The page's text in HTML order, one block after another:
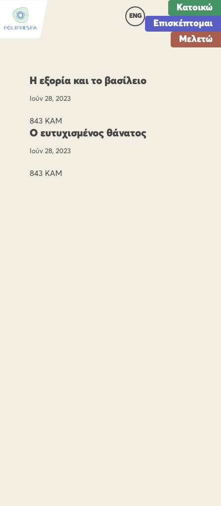
ENG
Κατοικώ
Επισκέπτομαι
Μελετώ
Η εξορία και το βασίλειο
Ιούν 28, 2023
843 ΚΑΜ
Ο ευτυχισμένος θάνατος
Ιούν 28, 2023
843 ΚΑΜ